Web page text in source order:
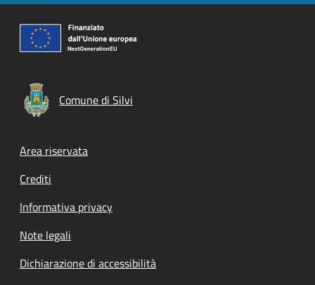
Comune di Silvi
Footer menu
Area riservata
Crediti
Informativa privacy
Note legali
Dichiarazione di accessibilità